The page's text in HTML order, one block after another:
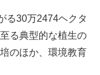
る30万2474ヘクタ
る典型的な植生の
のほか、環境教育